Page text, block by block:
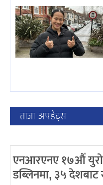
ताजा अपडेट्स
एनआरएनए १७औँ
डब्लिनमा, ३५ देशबाट